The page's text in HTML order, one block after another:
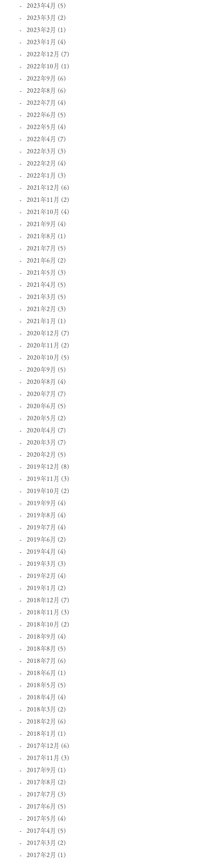
2023年4月 (5)
2023年3月 (2)
2023年2月 (1)
2023年1月 (4)
2022年12月 (7)
2022年10月 (1)
2022年9月 (6)
2022年8月 (6)
2022年7月 (4)
2022年6月 (5)
2022年5月 (4)
2022年4月 (7)
2022年3月 (3)
2022年2月 (4)
2022年1月 (3)
2021年12月 (6)
2021年11月 (2)
2021年10月 (4)
2021年9月 (4)
2021年8月 (1)
2021年7月 (5)
2021年6月 (2)
2021年5月 (3)
2021年4月 (5)
2021年3月 (5)
2021年2月 (3)
2021年1月 (1)
2020年12月 (7)
2020年11月 (2)
2020年10月 (5)
2020年9月 (5)
2020年8月 (4)
2020年7月 (7)
2020年6月 (5)
2020年5月 (2)
2020年4月 (7)
2020年3月 (7)
2020年2月 (5)
2019年12月 (8)
2019年11月 (3)
2019年10月 (2)
2019年9月 (4)
2019年8月 (4)
2019年7月 (4)
2019年6月 (2)
2019年4月 (4)
2019年3月 (3)
2019年2月 (4)
2019年1月 (2)
2018年12月 (7)
2018年11月 (3)
2018年10月 (2)
2018年9月 (4)
2018年8月 (5)
2018年7月 (6)
2018年6月 (1)
2018年5月 (5)
2018年4月 (4)
2018年3月 (2)
2018年2月 (6)
2018年1月 (1)
2017年12月 (6)
2017年11月 (3)
2017年9月 (1)
2017年8月 (2)
2017年7月 (3)
2017年6月 (5)
2017年5月 (4)
2017年4月 (5)
2017年3月 (2)
2017年2月 (1)